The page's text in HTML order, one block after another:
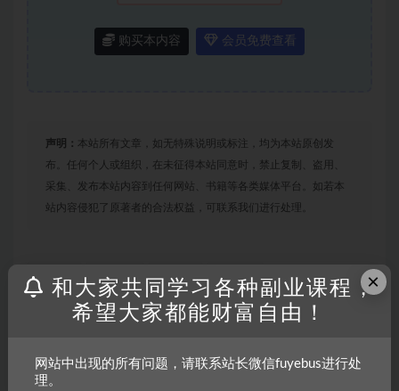
购买本内容 会员免费查看
声明： 本站所有文章，如无特殊说明或标注，均为本站原创发
布。任何个人或组织，在未征得本站同意时，禁止复制、盗用、
采集、发布本站内容到任何网站、书籍等各类媒体平台。如若本
站内容侵犯了原著者的合法权益，可联系我们进行处理。
打赏 收藏 海报 链接
一款软件深度去重，一个视频全网分发，搬运轻松月入
×
和大家共同学习各种副业课程，
希望大家都能财富自由！
网站中出现的所有问题，请联系站长微信fuyebus进行处
理。